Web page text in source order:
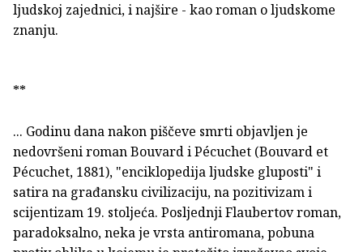
ljudskoj zajednici, i najšire - kao roman o ljudskome
znanju.
**
... Godinu dana nakon piščeve smrti objavljen je
nedovršeni roman Bouvard i Pécuchet (Bouvard et
Pécuchet, 1881), "enciklopedija ljudske gluposti" i
satira na građansku civilizaciju, na pozitivizam i
scijentizam 19. stoljeća. Posljednji Flaubertov roman,
paradoksalno, neka je vrsta antiromana, pobuna